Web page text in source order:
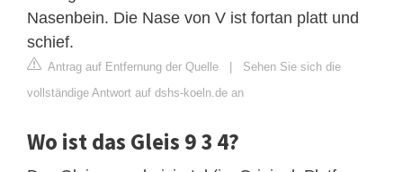
Nasenbein. Die Nase von V ist fortan platt und
schief.
Antrag auf Entfernung der Quelle | Sehen Sie sich die
vollständige Antwort auf dshs-koeln.de an
Wo ist das Gleis 9 3 4?